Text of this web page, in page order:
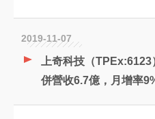
2019-11-07
上奇科技（
併營收6.7億，月增率